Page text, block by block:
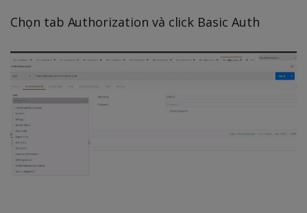
Chọn tab Authorization và click Basic Auth